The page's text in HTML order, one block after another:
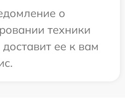
о
техники
ее к вам